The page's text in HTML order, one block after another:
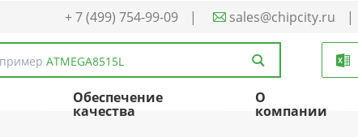
+ 7 (499) 754-99-09 | sales@chipcity.ru |
ATMEGA8515L
Обеспечение
качества
О
компании